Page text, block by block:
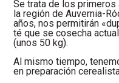
Se trata de los
la región de Auvernia-
años, nos permitirán
té que se cosecha
(unos 50 kg).
Al mismo tiempo,
en preparación